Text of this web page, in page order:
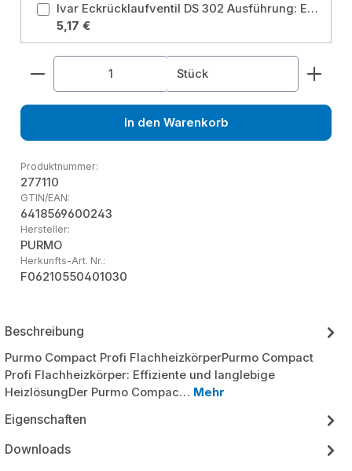
Ivar Eckrücklaufventil DS 302 Ausführung: Eckrücklaufventil
5,17 €
Produkt Anzahl: Gib den gewünschten Wert
Stück
In den Warenkorb
Produktnummer:
277110
GTIN/EAN:
6418569600243
Hersteller:
PURMO
Herkunfts-Art. Nr.:
F06210550401030
Beschreibung
Purmo Compact Profi FlachheizkörperPurmo Compact
Profi Flachheizkörper: Effiziente und langlebige
HeizlösungDer Purmo Compac… Mehr
Eigenschaften
Downloads